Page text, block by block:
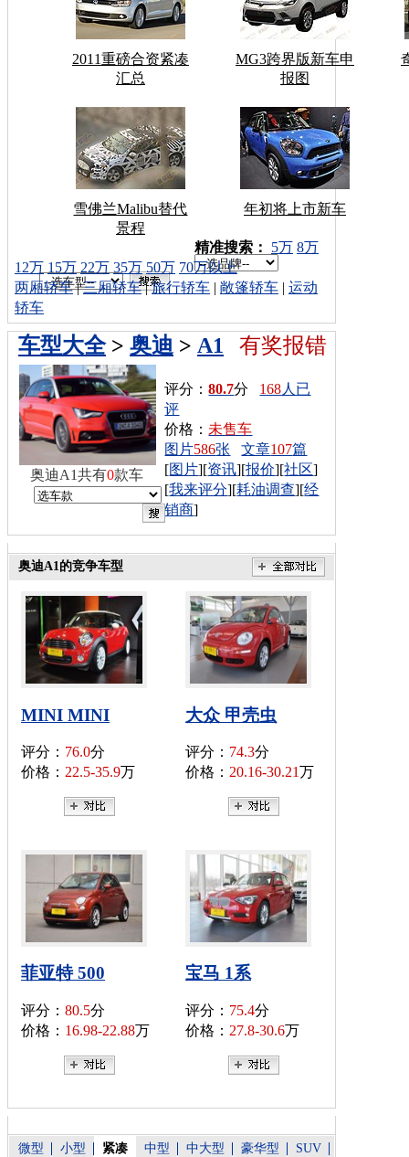
2011重磅合资紧凑
汇总
MG3跨界版新车申
报图
雪佛兰Malibu替代
景程
年初将上市新车
车型搜索：
精准搜索： 5万 8万
12万 15万 22万 35万 50万 70万以上
两厢轿车|三厢轿车|旅行轿车 | 敞篷轿车 | 运动
轿车
有奖报错
车型大全> 奥迪 > A1
评分：80.7分 168人已
评
价格： 未售车
图片586张 文章107篇
[图片][资讯][报价][社区]
[我来评分][耗油调查][经
销商]
奥迪A1共有0款车
奥迪A1的竞争车型
MINI MINI
评分： 76.0分
价格： 22.5-35.9万
大众 甲壳虫
评分： 74.3分
价格： 20.16-30.21万
菲亚特 500
评分： 80.5分
价格： 16.98-22.88万
宝马 1系
评分： 75.4分
价格： 27.8-30.6万
微型 小型 紧凑 中型 中大型 豪华型 SUV